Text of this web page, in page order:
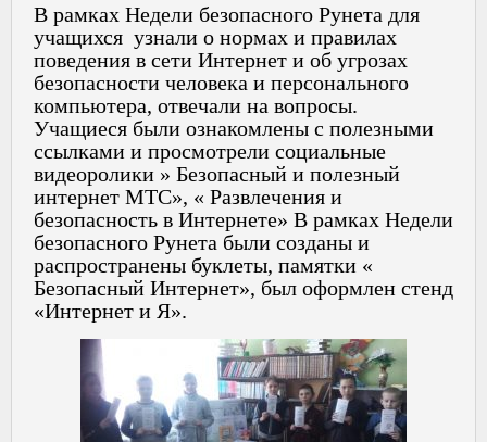
В рамках Недели безопасного Рунета для
учащихся узнали о нормах и правилах
поведения в сети Интернет и об угрозах
безопасности человека и персонального
компьютера, отвечали на вопросы.
Учащиеся были ознакомлены с полезными
ссылками и просмотрели социальные
видеоролики » Безопасный и полезный
интернет МТС», « Развлечения и
безопасность в Интернете» В рамках Недели
безопасного Рунета были созданы и
распространены буклеты, памятки «
Безопасный Интернет», был оформлен стенд
«Интернет и Я».